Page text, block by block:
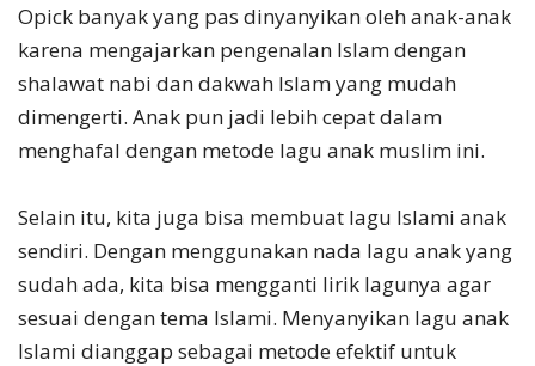
Opick banyak yang pas dinyanyikan oleh anak-anak
karena mengajarkan pengenalan Islam dengan
shalawat nabi dan dakwah Islam yang mudah
dimengerti. Anak pun jadi lebih cepat dalam
menghafal dengan metode lagu anak muslim ini.
Selain itu, kita juga bisa membuat lagu Islami anak
sendiri. Dengan menggunakan nada lagu anak yang
sudah ada, kita bisa mengganti lirik lagunya agar
sesuai dengan tema Islami. Menyanyikan lagu anak
Islami dianggap sebagai metode efektif untuk